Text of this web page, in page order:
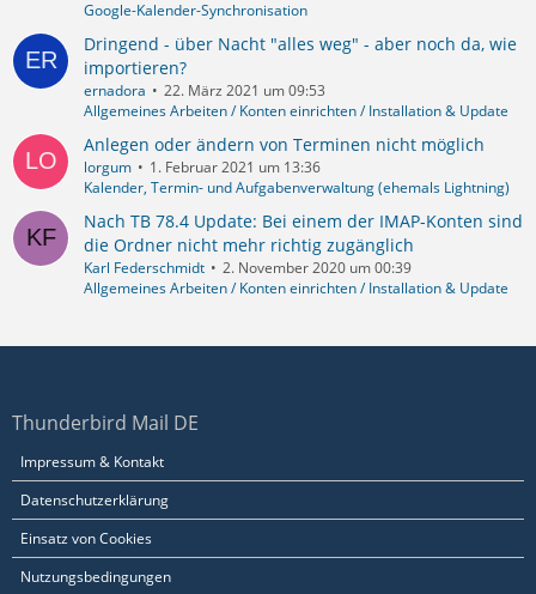
Google-Kalender-Synchronisation
Dringend - über Nacht "alles weg" - aber noch da, wie
importieren?
ernadora
22. März 2021 um 09:53
Allgemeines Arbeiten / Konten einrichten / Installation & Update
Anlegen oder ändern von Terminen nicht möglich
lorgum
1. Februar 2021 um 13:36
Kalender, Termin- und Aufgabenverwaltung (ehemals Lightning)
Nach TB 78.4 Update: Bei einem der IMAP-Konten sind
die Ordner nicht mehr richtig zugänglich
Karl Federschmidt
2. November 2020 um 00:39
Allgemeines Arbeiten / Konten einrichten / Installation & Update
Thunderbird Mail DE
Impressum & Kontakt
Datenschutzerklärung
Einsatz von Cookies
Nutzungsbedingungen